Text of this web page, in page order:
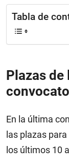
Tabla de
Plazas de
En la última
las plazas
los últimos 10